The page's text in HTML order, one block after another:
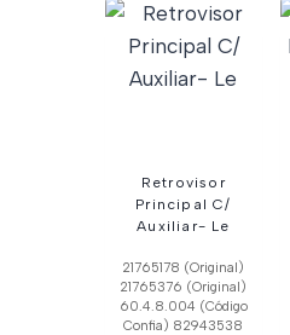
Retrovisor
Principal C/
Auxiliar- Le
21765178 (Original)
21765376 (Original)
60.4.8.004 (Código
Confia) 82943538